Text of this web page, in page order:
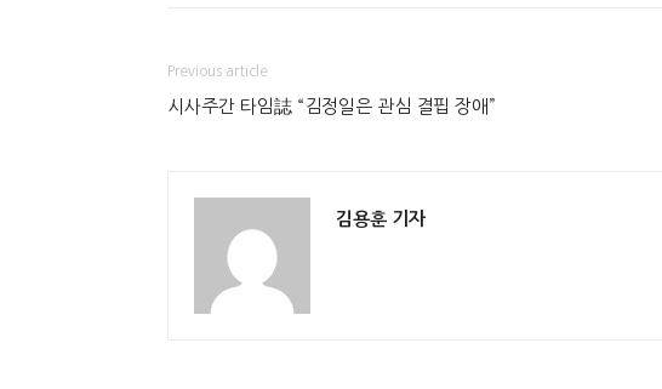
Previous article
시사주간 타임誌 “김정일은 관심 결핍 장애”
김용훈 기자